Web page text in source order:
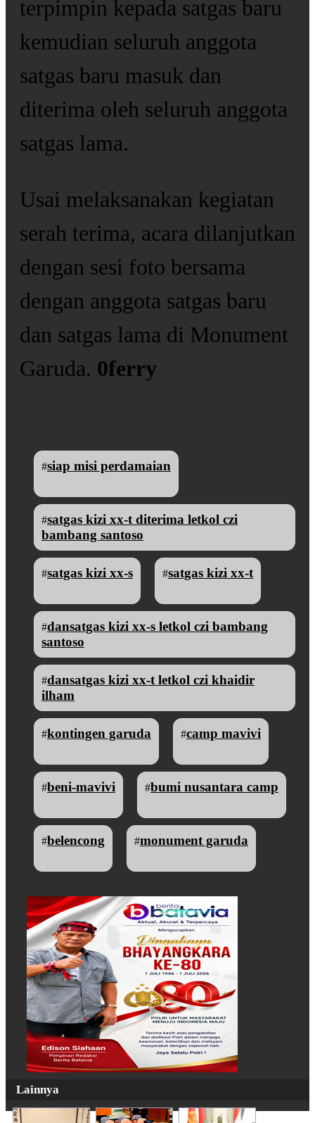
terpimpin kepada satgas baru
kemudian seluruh anggota
satgas baru masuk dan
diterima oleh seluruh anggota
satgas lama.
Usai melaksanakan kegiatan
serah terima, acara dilanjutkan
dengan sesi foto bersama
dengan anggota satgas baru
dan satgas lama di Monument
Garuda. 0ferry
#siap misi perdamaian
#satgas kizi xx-t diterima letkol czi
bambang santoso
#satgas kizi xx-s #satgas kizi xx-t
#dansatgas kizi xx-s letkol czi bambang
santoso
#dansatgas kizi xx-t letkol czi khaidir
ilham
#kontingen garuda #camp mavivi
#beni-mavivi #bumi nusantara camp
#belencong #monument garuda
Lainnya